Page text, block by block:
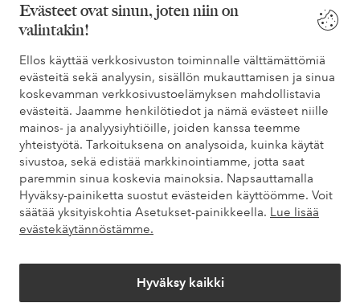
Evästeet ovat sinun, joten niin on
valintakin!
Ellos käyttää verkkosivuston toiminnalle välttämättömiä
evästeitä sekä analyysin, sisällön mukauttamisen ja sinua
koskevamman verkkosivustoelämyksen mahdollistavia
evästeitä. Jaamme henkilötiedot ja nämä evästeet niille
mainos- ja analyysiyhtiöille, joiden kanssa teemme
yhteistyötä. Tarkoituksena on analysoida, kuinka käytät
sivustoa, sekä edistää markkinointiamme, jotta saat
paremmin sinua koskevia mainoksia. Napsauttamalla
Hyväksy-painiketta suostut evästeiden käyttöömme. Voit
säätää yksityiskohtia Asetukset-painikkeella. Lue lisää
evästekäytännöstämme.
Hyväksy kaikki
Ehdot
Ystävät
Turvalliset maksut – maksa nyt tai erissä
Haluatko tietää lisää maksuvaihtoehdoistamme?
elpy elpy
Facebook Instagram Pinterest Youtube